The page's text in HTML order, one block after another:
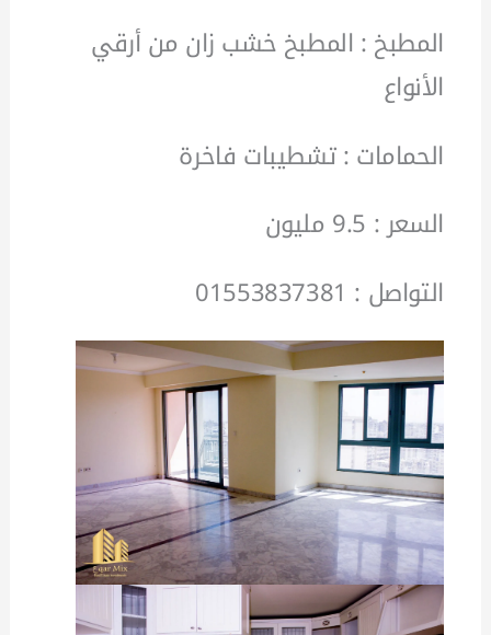
المطبخ : المطبخ خشب زان من أرقي
الأنواع
الحمامات : تشطيبات فاخرة
السعر : 9.5 مليون
التواصل : 01553837381